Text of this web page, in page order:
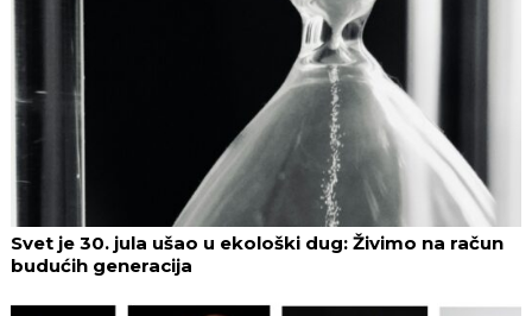
Svet je 30. jula ušao u ekološki dug: Živimo na račun
budućih generacija